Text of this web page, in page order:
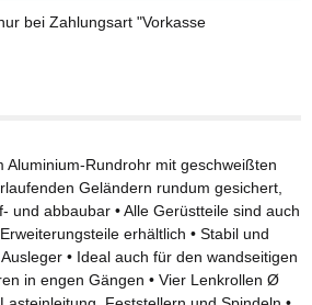
bei Zahlungsart "Vorkasse
Aluminium-Rundrohr mit geschweißten
Geländern rundum gesichert,
und abbaubar • Alle Gerüstteile sind auch
erhältlich • Stabil und
• Ideal auch für den wandseitigen
in engen Gängen • Vier Lenkrollen Ø